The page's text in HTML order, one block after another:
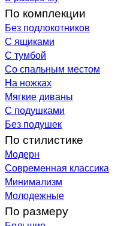
По комплекции
Без подлокотников
С ящиками
С тумбой
Со спальным местом
На ножках
Мягкие диваны
С подушками
Без подушек
По стилистике
Модерн
Современная классика
Минимализм
Молодежные
По размеру